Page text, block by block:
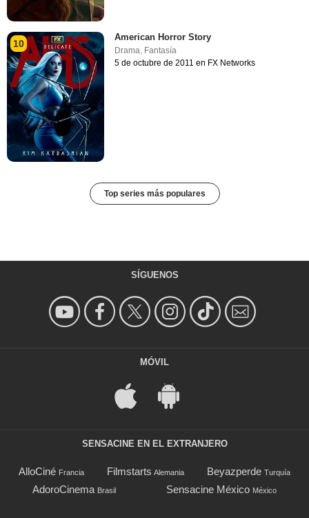
10
American Horror Story
Drama, Fantasía
5 de octubre de 2011 en FX Networks
Top series más populares
SÍGUENOS
MÓVIL
SENSACINE EN EL EXTRANJERO
AlloCiné Francia Filmstarts Alemania Beyazperde Turquía
AdoroCinema Brasil Sensacine México México